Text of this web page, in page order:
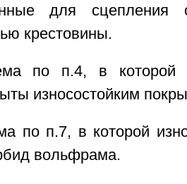
для сцепления
крестовины.
по п.4, в которой
износостойким
по п.7, в которой
вольфрама.